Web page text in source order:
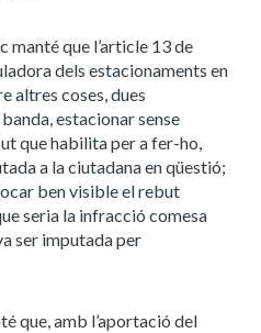
manté que l’article 13 de
dels estacionaments en
altres coses, dues
estacionar sense
que habilita per a fer-ho,
a la ciutadana en qüestió;
ben visible el rebut
seria la infracció comesa
ser imputada per
que, amb l’aportació del